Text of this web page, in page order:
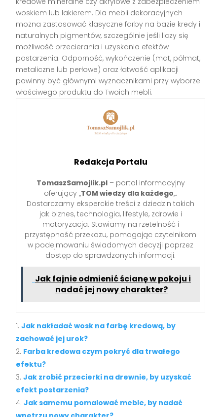
woskiem lub lakierem. Dla mebli dekoracyjnych
można zastosować klasyczne farby na bazie kredy i
naturalnych pigmentów, szczególnie jeśli liczy się
możliwość przecierania i uzyskania efektów
postarzenia. Odporność, wykończenie (mat, półmat,
metaliczne lub perłowe) oraz łatwość aplikacji
powinny być głównymi wyznacznikami przy wyborze
właściwego produktu do Twoich mebli.
Redakcja Portalu
TomaszSamojlik.pl– portal informacyjny
oferujący „TOM wiedzy dla każdego„.
Dostarczamy eksperckie treści z dziedzin takich
jak biznes, technologia, lifestyle, zdrowie i
motoryzacja. Stawiamy na rzetelność i
przystępność przekazu, pomagając czytelnikom
w podejmowaniu świadomych decyzji poprzez
dostęp do sprawdzonych informacji.
Jak fajnie odmienić ścianę w pokoju i
nadać jej nowy charakter?
Jak nakładać wosk na farbę kredową, by
zachować jej urok?
Farba kredowa czym pokryć dla trwałego
efektu?
Jak zrobić przecierki na drewnie, by uzyskać
efekt postarzenia?
Jak samemu pomalować meble, by nadać